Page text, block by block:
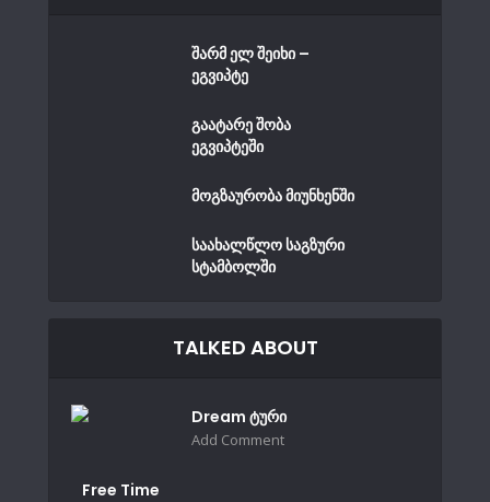
შარმ ელ შეიხი –
ეგვიპტე
გაატარე შობა
ეგვიპტეში
მოგზაურობა მიუნხენში
საახალწლო საგზური
სტამბოლში
TALKED ABOUT
Dream ტური
Add Comment
Free Time